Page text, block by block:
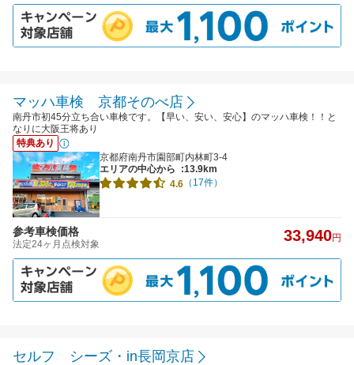
マッハ車検 京都そのべ店
南丹市初45分立ち合い車検です。【早い、安い、安心】のマッハ車検！！と
なりに大阪王将あり
特典あり
京都府南丹市園部町内林町3-4
エリアの中心から
:13.9km
4.6 （17件）
参考車検価格
法定24ヶ月点検対象 33,940円
セルフ シーズ・in長岡京店